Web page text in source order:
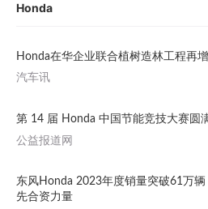
Honda
Honda在华企业联合植树造林工程再
汽车讯
第 14 届 Honda 中国节能竞技大赛圆
公益报道网
东风Honda 2023年度销量突破61万辆
先合资力量